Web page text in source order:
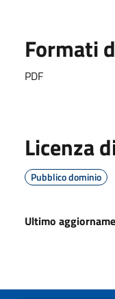
Formati
PDF
Licenza
Pubblico dominio
Ultimo